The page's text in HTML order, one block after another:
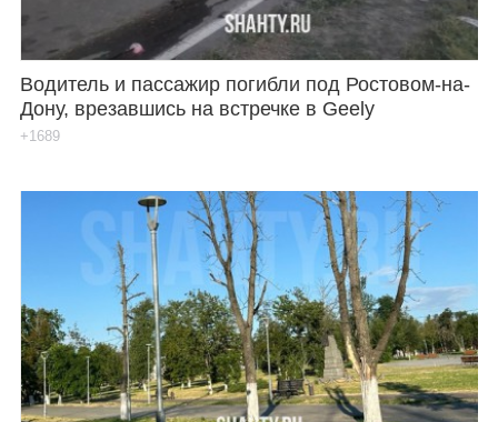
Водитель и пассажир погибли под Ростовом-на-
Дону, врезавшись на встречке в Geely
+1689